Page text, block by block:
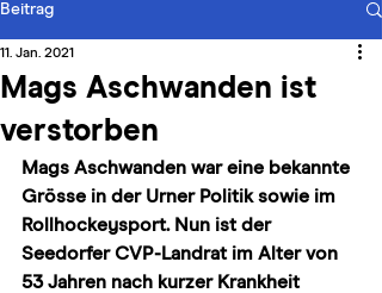
Beitrag
Mags Aschwanden ist
verstorben
11. Jan. 2021
Mags Aschwanden war eine bekannte
Grösse in der Urner Politik sowie im
Rollhockeysport. Nun ist der
Seedorfer CVP-Landrat im Alter von
53 Jahren nach kurzer Krankheit